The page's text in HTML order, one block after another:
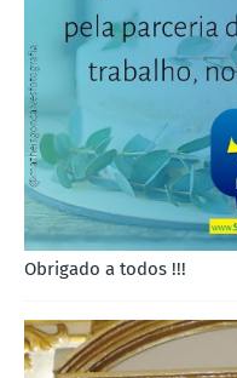
Obrigado a todos !!!